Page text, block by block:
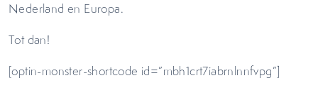
Nederland en Europa.
Tot dan!
[optin-monster-shortcode id=”mbh1crt7iabrnlnnfvpg”]